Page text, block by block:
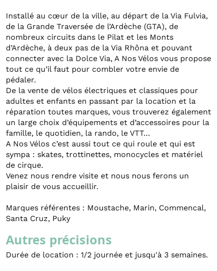
Installé au cœur de la ville, au départ de la Via Fulvia,
de la Grande Traversée de l’Ardèche (GTA), de
nombreux circuits dans le Pilat et les Monts
d’Ardèche, à deux pas de la Via Rhôna et pouvant
connecter avec la Dolce Via, A Nos Vélos vous propose
tout ce qu’il faut pour combler votre envie de
pédaler.
De la vente de vélos électriques et classiques pour
adultes et enfants en passant par la location et la
réparation toutes marques, vous trouverez également
un large choix d’équipements et d’accessoires pour la
famille, le quotidien, la rando, le VTT…
A Nos Vélos c’est aussi tout ce qui roule et qui est
sympa : skates, trottinettes, monocycles et matériel
de cirque.
Venez nous rendre visite et nous nous ferons un
plaisir de vous accueillir.
Marques référentes : Moustache, Marin, Commencal,
Santa Cruz, Puky
Autres précisions
Durée de location : 1/2 journée et jusqu'à 3 semaines.